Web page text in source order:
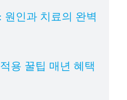
인과 치료의 완벽
용 꿀팁 매년 혜택